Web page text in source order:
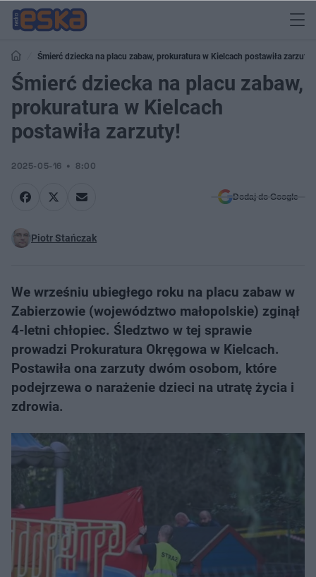
Śmierć dziecka na placu zabaw, prokuratura w Kielcach postawiła zarzuty!
Śmierć dziecka na placu zabaw,
prokuratura w Kielcach
postawiła zarzuty!
2025-05-16 8:00
Dodaj do Google
Piotr Stańczak
We wrześniu ubiegłego roku na placu zabaw w
Zabierzowie (województwo małopolskie) zginął
4-letni chłopiec. Śledztwo w tej sprawie
prowadzi Prokuratura Okręgowa w Kielcach.
Postawiła ona zarzuty dwóm osobom, które
podejrzewa o narażenie dzieci na utratę życia i
zdrowia.